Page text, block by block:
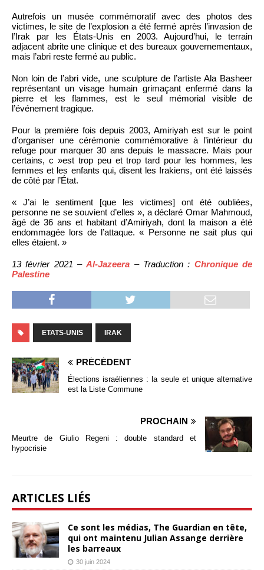
Autrefois un musée commémoratif avec des photos des
victimes, le site de l’explosion a été fermé après l’invasion de
l’Irak par les États-Unis en 2003. Aujourd’hui, le terrain
adjacent abrite une clinique et des bureaux gouvernementaux,
mais l’abri reste fermé au public.
Non loin de l’abri vide, une sculpture de l’artiste Ala Basheer
représentant un visage humain grimaçant enfermé dans la
pierre et les flammes, est le seul mémorial visible de
l’événement tragique.
Pour la première fois depuis 2003, Amiriyah est sur le point
d’organiser une cérémonie commémorative à l’intérieur du
refuge pour marquer 30 ans depuis le massacre. Mais pour
certains, c »est trop peu et trop tard pour les hommes, les
femmes et les enfants qui, disent les Irakiens, ont été laissés
de côté par l’État.
« J’ai le sentiment [que les victimes] ont été oubliées,
personne ne se souvient d’elles », a déclaré Omar Mahmoud,
âgé de 36 ans et habitant d’Amiriyah, dont la maison a été
endommagée lors de l’attaque. « Personne ne sait plus qui
elles étaient. »
13 février 2021 –Al-Jazeera – Traduction : Chronique de
Palestine
ETATS-UNIS IRAK
PRÉCÉDENT
Élections israéliennes : la seule et unique alternative
est la Liste Commune
PROCHAIN
Meurtre de Giulio Regeni : double standard et
hypocrisie
ARTICLES LIÉS
Ce sont les médias, The Guardian en tête,
qui ont maintenu Julian Assange derrière
les barreaux
30 juin 2024